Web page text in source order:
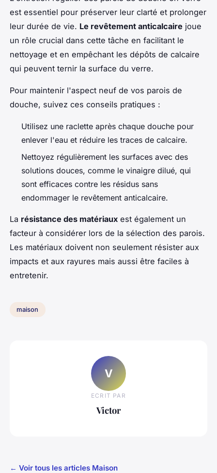
est essentiel pour préserver leur clarté et prolonger
leur durée de vie. Le revêtement anticalcaire joue
un rôle crucial dans cette tâche en facilitant le
nettoyage et en empêchant les dépôts de calcaire
qui peuvent ternir la surface du verre.
Pour maintenir l'aspect neuf de vos parois de
douche, suivez ces conseils pratiques :
Utilisez une raclette après chaque douche pour
enlever l'eau et réduire les traces de calcaire.
Nettoyez régulièrement les surfaces avec des
solutions douces, comme le vinaigre dilué, qui
sont efficaces contre les résidus sans
endommager le revêtement anticalcaire.
La résistance des matériaux est également un
facteur à considérer lors de la sélection des parois.
Les matériaux doivent non seulement résister aux
impacts et aux rayures mais aussi être faciles à
entretenir.
maison
V
ECRIT PAR
Victor
← Voir tous les articles Maison